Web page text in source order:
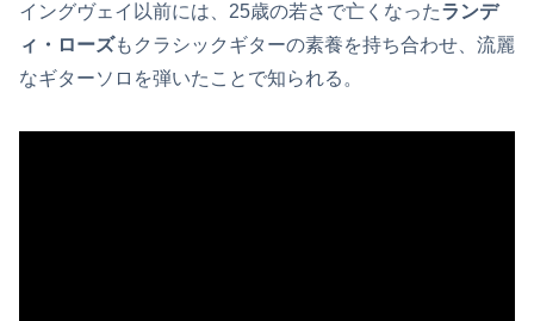
イングヴェイ以前には、25歳の若さで亡くなったランデ
ィ・ローズもクラシックギターの素養を持ち合わせ、流麗
なギターソロを弾いたことで知られる。